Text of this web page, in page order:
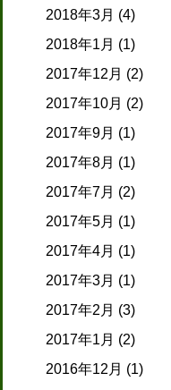
2018年3月 (4)
2018年1月 (1)
2017年12月 (2)
2017年10月 (2)
2017年9月 (1)
2017年8月 (1)
2017年7月 (2)
2017年5月 (1)
2017年4月 (1)
2017年3月 (1)
2017年2月 (3)
2017年1月 (2)
2016年12月 (1)